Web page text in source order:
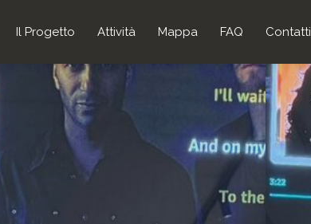
Il Progetto Attività Mappa FAQ Contatti